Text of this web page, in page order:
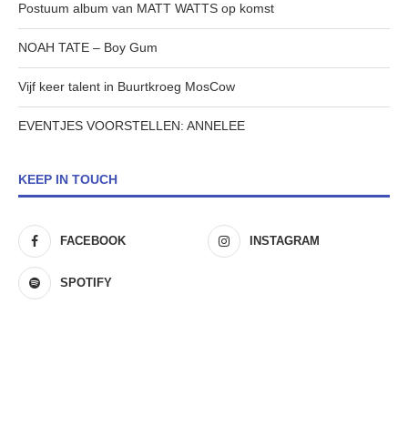
Postuum album van MATT WATTS op komst
NOAH TATE – Boy Gum
Vijf keer talent in Buurtkroeg MosCow
EVENTJES VOORSTELLEN: ANNELEE
KEEP IN TOUCH
FACEBOOK INSTAGRAM
SPOTIFY